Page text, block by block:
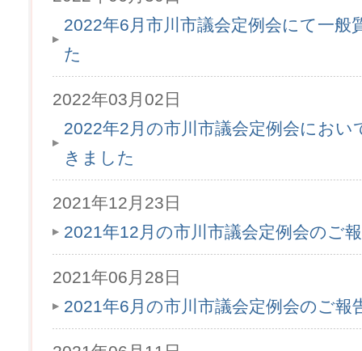
2022年6月市川市議会定例会にて一般
た
2022年03月02日
2022年2月の市川市議会定例会におい
きました
2021年12月23日
2021年12月の市川市議会定例会のご
2021年06月28日
2021年6月の市川市議会定例会のご報